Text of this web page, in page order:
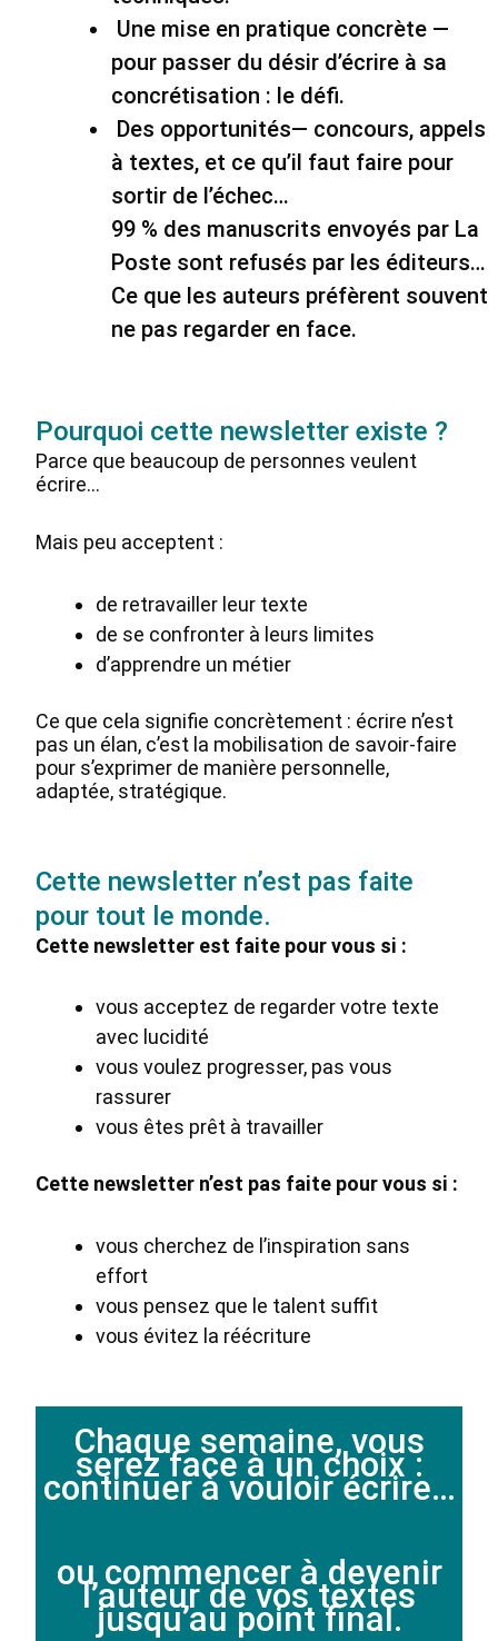
Une mise en pratique concrète —
pour passer du désir d’écrire à sa
concrétisation : le défi.
Des opportunités— concours, appels
à textes, et ce qu’il faut faire pour
sortir de l’échec…
99 % des manuscrits envoyés par La
Poste sont refusés par les éditeurs…
Ce que les auteurs préfèrent souvent
ne pas regarder en face.
Pourquoi cette newsletter existe ?
Parce que beaucoup de personnes veulent
écrire…
Mais peu acceptent :
de retravailler leur texte
de se confronter à leurs limites
d’apprendre un métier
Ce que cela signifie concrètement : écrire n’est
pas un élan, c’est la mobilisation de savoir-faire
pour s’exprimer de manière personnelle,
adaptée, stratégique.
Cette newsletter n’est pas faite
pour tout le monde.
Cette newsletter est faite pour vous si :
vous acceptez de regarder votre texte
avec lucidité
vous voulez progresser, pas vous
rassurer
vous êtes prêt à travailler
Cette newsletter n’est pas faite pour vous si :
vous cherchez de l’inspiration sans
effort
vous pensez que le talent suffit
vous évitez la réécriture
Chaque semaine, vous
serez face à un choix :
continuer à vouloir écrire…
ou commencer à devenir
l’auteur de vos textes
jusqu’au point final.